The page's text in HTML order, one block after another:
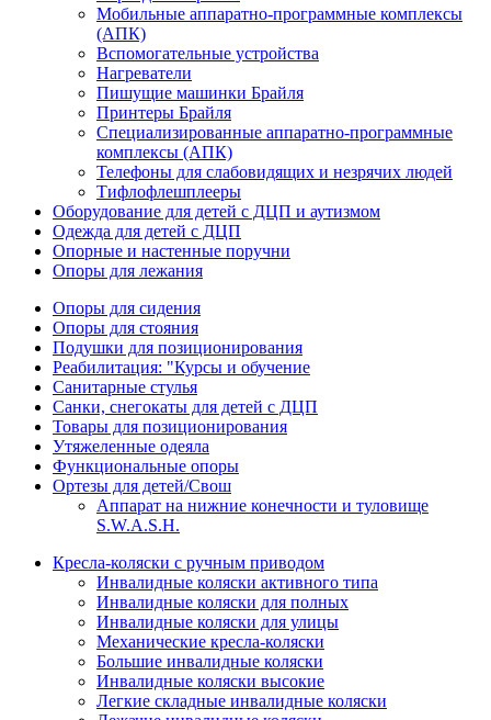
Мобильные аппаратно-программные комплексы
(АПК)
Вспомогательные устройства
Нагреватели
Пишущие машинки Брайля
Принтеры Брайля
Специализированные аппаратно-программные
комплексы (АПК)
Телефоны для слабовидящих и незрячих людей
Тифлофлешплееры
Оборудование для детей с ДЦП и аутизмом
Одежда для детей с ДЦП
Опорные и настенные поручни
Опоры для лежания
Опоры для сидения
Опоры для стояния
Подушки для позиционирования
Реабилитация: "Курсы и обучение
Санитарные стулья
Санки, снегокаты для детей с ДЦП
Товары для позиционирования
Утяжеленные одеяла
Функциональные опоры
Ортезы для детей/Свош
Аппарат на нижние конечности и туловище
S.W.A.S.H.
Кресла-коляски с ручным приводом
Инвалидные коляски активного типа
Инвалидные коляски для полных
Инвалидные коляски для улицы
Механические кресла-коляски
Большие инвалидные коляски
Инвалидные коляски высокие
Легкие складные инвалидные коляски